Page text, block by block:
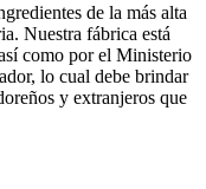
de la más alta
Nuestra fábrica está
como por el Ministerio
lo cual debe brindar
y extranjeros que